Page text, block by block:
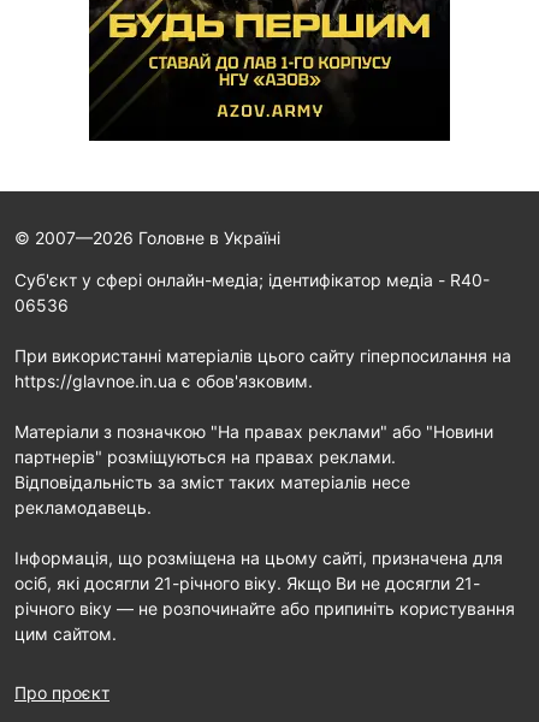
© 2007—2026 Головне в Україні
Cуб'єкт у сфері онлайн-медіа; ідентифікатор медіа - R40-
06536
При використанні матеріалів цього сайту гіперпосилання на
https://glavnoe.in.ua є обов'язковим.
Матеріали з позначкою "На правах реклами" або "Новини
партнерів" розміщуються на правах реклами.
Відповідальність за зміст таких матеріалів несе
рекламодавець.
Інформація, що розміщена на цьому сайті, призначена для
осіб, які досягли 21-річного віку. Якщо Ви не досягли 21-
річного віку — не розпочинайте або припиніть користування
цим сайтом.
Про проєкт